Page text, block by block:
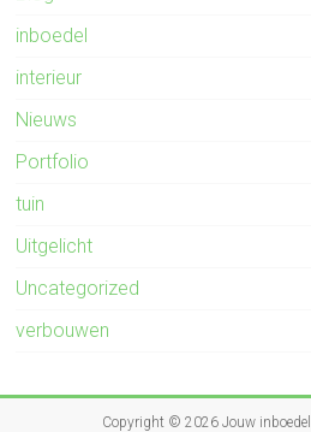
inboedel
interieur
Nieuws
Portfolio
tuin
Uitgelicht
Uncategorized
verbouwen
Copyright © 2026 Jouw inboedel